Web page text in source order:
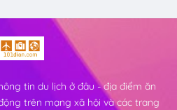
tin du lịch ở đâu - địa điểm ăn
trên mạng xã hội và các trang